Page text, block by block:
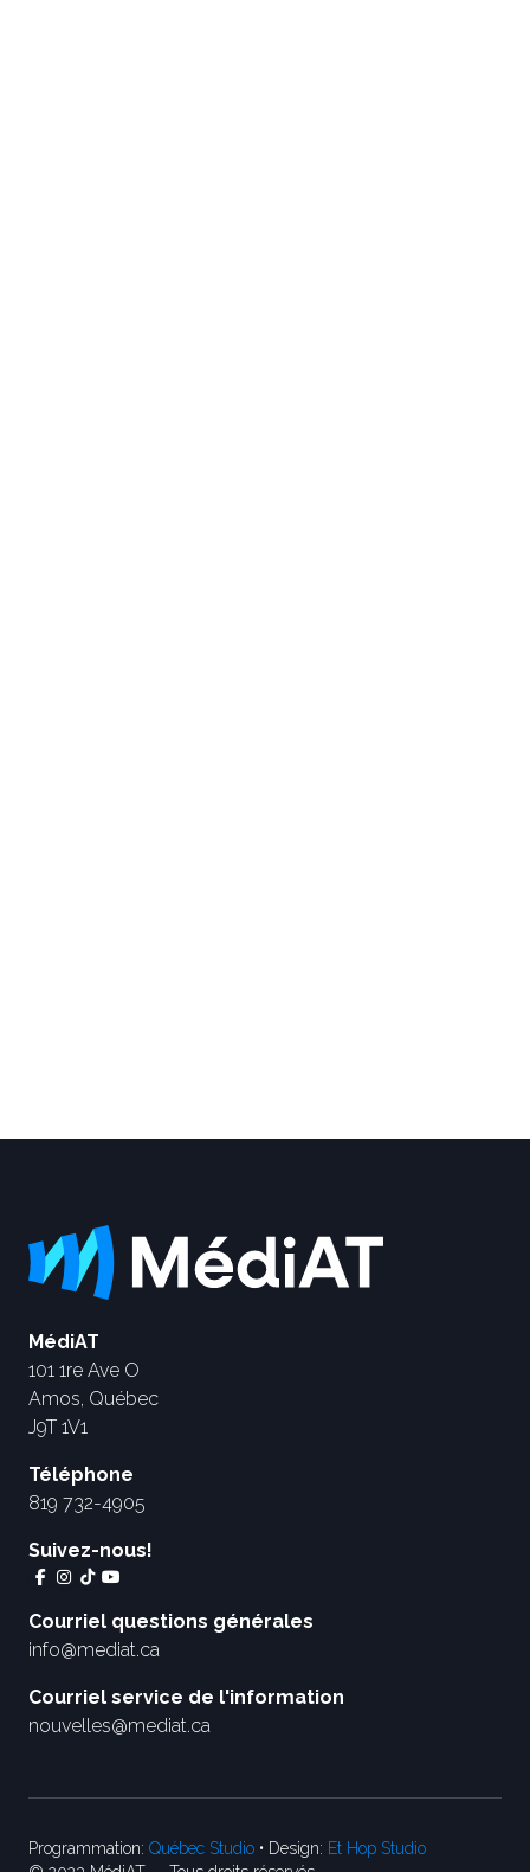
MédiAT
101 1re Ave O
Amos, Québec
J9T 1V1
Téléphone
819 732-4905
Suivez-nous!
Courriel questions générales
info@mediat.ca
Courriel service de l'information
nouvelles@mediat.ca
Programmation: Québec Studio • Design: Et Hop Studio